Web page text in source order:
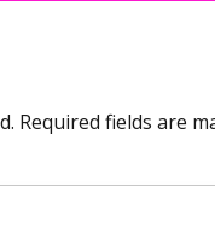
Required fields are